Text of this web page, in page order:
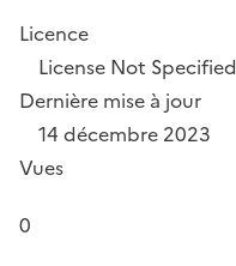
Licence
License Not Specified
Dernière mise à jour
14 décembre 2023
Vues
0